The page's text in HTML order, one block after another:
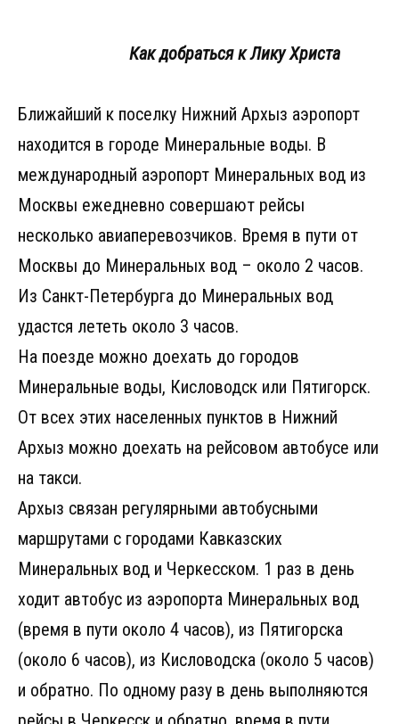
Как добраться к Лику Христа
Ближайший к поселку Нижний Архыз аэропорт
находится в городе Минеральные воды. В
международный аэропорт Минеральных вод из
Москвы ежедневно совершают рейсы
несколько авиаперевозчиков. Время в пути от
Москвы до Минеральных вод – около 2 часов.
Из Санкт-Петербурга до Минеральных вод
удастся лететь около 3 часов.
На поезде можно доехать до городов
Минеральные воды, Кисловодск или Пятигорск.
От всех этих населенных пунктов в Нижний
Архыз можно доехать на рейсовом автобусе или
на такси.
Архыз связан регулярными автобусными
маршрутами с городами Кавказских
Минеральных вод и Черкесском. 1 раз в день
ходит автобус из аэропорта Минеральных вод
(время в пути около 4 часов), из Пятигорска
(около 6 часов), из Кисловодска (около 5 часов)
и обратно. По одному разу в день выполняются